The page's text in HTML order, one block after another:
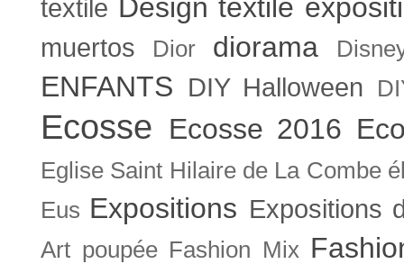
textile Design textile
muertos Dior diorama
ENFANTS DIY Halloween
Ecosse Ecosse 2016
Eglise Saint Hilaire de La Combe
Eus Expositions Expositions
Art poupée Fashion Mix